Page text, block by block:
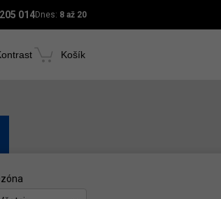
014Dnes: 8 až 20
Košík